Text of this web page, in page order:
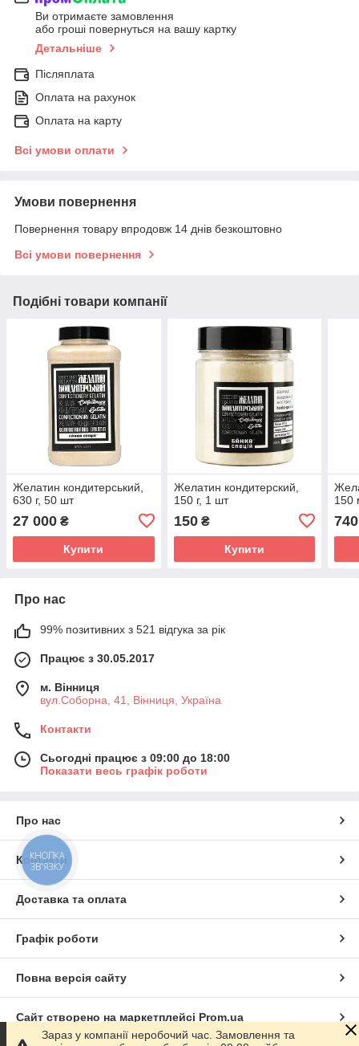
Ви отримаєте замовлення
або гроші повернуться на вашу картку
Детальніше
Післяплата
Оплата на рахунок
Оплата на карту
Всі умови оплати
Умови повернення
Повернення товару впродовж 14 днів безкоштовно
Всі умови повернення
Подібні товари компанії
Желатин кондитерський,
630 г, 50 шт
27 000 ₴
Купити
Желатин кондитерский,
150 г, 1 шт
150₴
Купити
150
740
Про нас
99% позитивних з 521 відгука за рік
Працює з 30.05.2017
м. Вінниця
вул.Соборна, 41, Вінниця, Україна
Контакти
Сьогодні працює з 09:00 до 18:00
Показати весь графік роботи
Про нас
Контакти
Доставка та оплата
Графік роботи
Повна версія сайту
Сайт створено на маркетплейсі Prom.ua
Зараз у компанії неробочий час. Замовлення та
КНОПКА
ЗВ'ЯЗКУ